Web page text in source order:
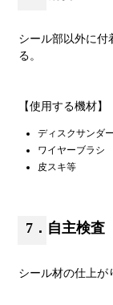
シール部以外に付
る。
【使用する機材】
ディスクサンダー
ワイヤーブラシ
皮スキ等
7．自主検査
シール材の仕上が